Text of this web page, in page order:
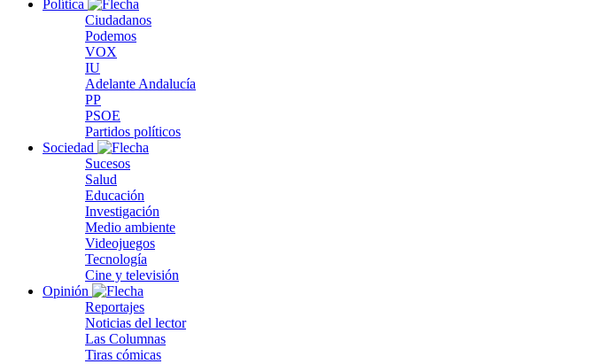
Política
Ciudadanos
Podemos
VOX
IU
Adelante Andalucía
PP
PSOE
Partidos políticos
Sociedad
Sucesos
Salud
Educación
Investigación
Medio ambiente
Videojuegos
Tecnología
Cine y televisión
Opinión
Reportajes
Noticias del lector
Las Columnas
Tiras cómicas